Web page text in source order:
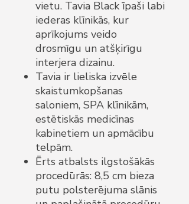
vietu. Tavia Black īpaši labi
iederas klīnikās, kur
aprīkojums veido
drosmīgu un atšķirīgu
interjera dizainu.
Tavia ir lieliska izvēle
skaistumkopšanas
saloniem, SPA klīnikām,
estētiskās medicīnas
kabinetiem un apmācību
telpām.
Ērts atbalsts ilgstošākās
procedūrās: 8,5 cm bieza
putu polsterējuma slānis